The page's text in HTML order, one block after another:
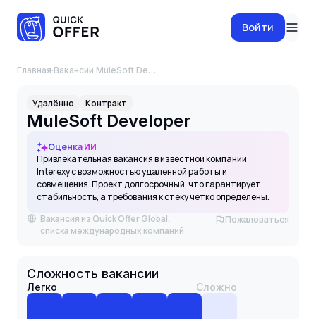
Войти
Главная·Вакансии· MuleSoft Developer
Удалённо Контракт
MuleSoft Developer
Оценка ИИ
Привлекательная вакансия в известной компании
Interexy с возможностью удаленной работы и
совмещения. Проект долгосрочный, что гарантирует
стабильность, а требования к стеку четко определены.
Вакансия из Quick Offer Global,
списка международных компаний
Пожаловаться
Сложность вакансии
Легко Сложно